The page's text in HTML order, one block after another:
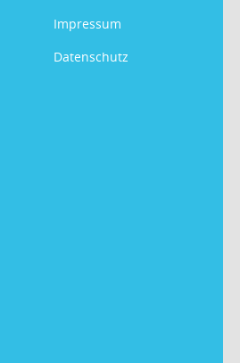
Impressum
Datenschutz